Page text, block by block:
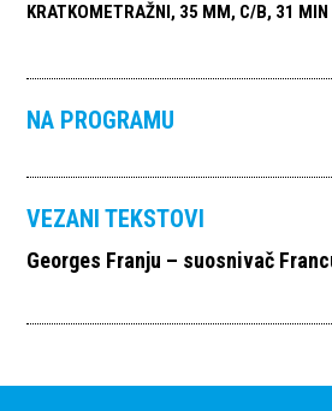
KRATKOMETRAŽNI, 35 MM, C/B, 31 MIN
NA PROGRAMU
VEZANI TEKSTOVI
Georges Franju – suosnivač